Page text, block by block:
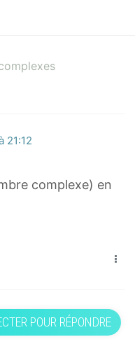
21:12
complexe) en
POUR RÉPONDRE